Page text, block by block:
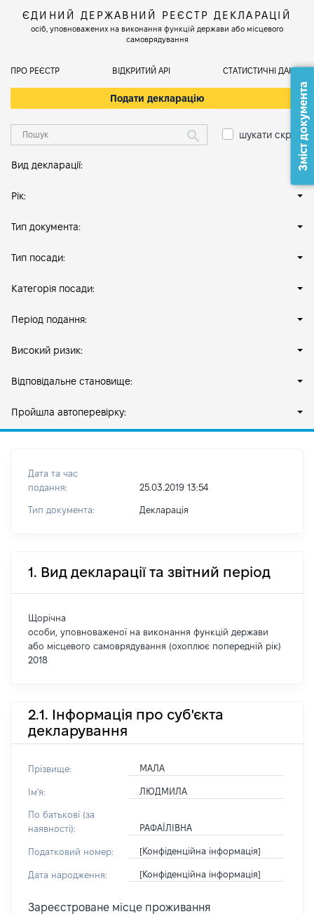
ЄДИНИЙ ДЕРЖАВНИЙ РЕЄСТР ДЕКЛАРАЦІЙ
осіб, уповноважених на виконання функцій держави або місцевого
самоврядування
ПРО РЕЄСТР ВІДКРИТИЙ АРІ СТАТИСТИЧНІ ДАНІ
Подати декларацію
шукати скрізь
Вид декларації:
Рік:
Тип документа:
Тип посади:
Категорія посади:
Період подання:
Високий ризик:
Відповідальне становище:
Пройшла автоперевірку:
Дата та час
подання:
25.03.2019 13:54
Тип документа: Декларація
1. Вид декларації та звітний період
Щорічна
особи, уповноваженої на виконання функцій держави
або місцевого самоврядування (охоплює попередній рік)
2018
2.1. Інформація про суб'єкта
декларування
Прізвище: МАЛА
Ім'я: ЛЮДМИЛА
По батькові (за
наявності):
РАФАЇЛІВНА
Податковий номер: [Конфіденційна інформація]
Дата народження: [Конфіденційна інформація]
Зареєстроване місце проживання
Зміст документа